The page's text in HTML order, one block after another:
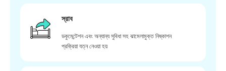
স্রাব
ডকুমেন্টেশন এবং অন্যান্য সুবিধা সহ ঝামেলামুক্ত নিষ্কাশন
প্রক্রিয়া যত্ন নেওয়া হয়